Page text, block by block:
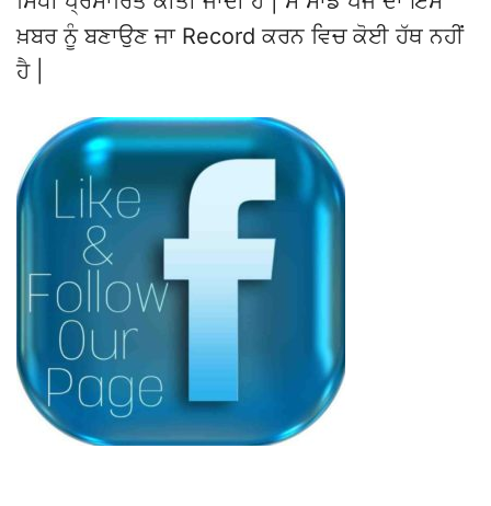
ਖ਼ਬਰ ਨੂੰ ਬਣਾਉਣ ਜਾ Record ਕਰਨ ਵਿਚ ਕੋਈ ਹੱਥ ਨਹੀਂ
ਹੈ |